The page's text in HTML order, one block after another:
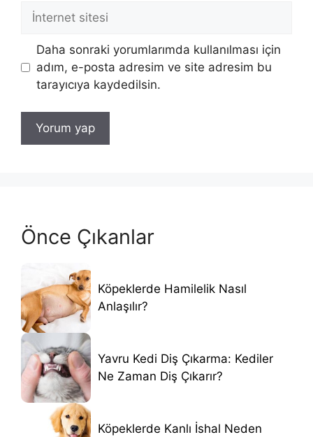
İnternet
Daha sonraki yorumlarımda kullanılması için
adım, e-posta adresim ve site adresim bu
tarayıcıya kaydedilsin.
Önce Çıkanlar
Köpeklerde Hamilelik Nasıl
Anlaşılır?
Yavru Kedi Diş Çıkarma: Kediler
Ne Zaman Diş Çıkarır?
Köpeklerde Kanlı İshal Neden